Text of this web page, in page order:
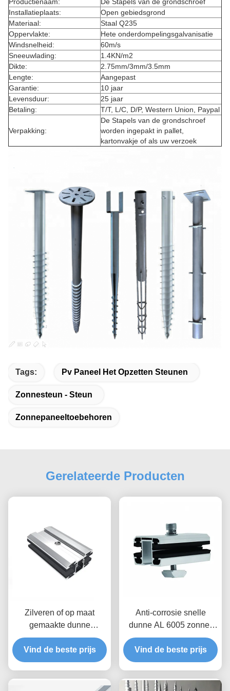
Installatieplaats:
Open gebiedsgrond
Materiaal:
Staal Q235
Oppervlakte:
Hete onderdompelingsgalvanisatie
Windsnelheid:
60m/s
Sneeuwlading:
1.4KN/m2
Dikte:
2.75mm/3mm/3.5mm
Lengte:
Aangepast
Garantie:
10 jaar
Levensduur:
25 jaar
Betaling:
T/T, L/C, D/P, Western Union, Paypal
Verpakking:
De Stapels van de grondschroef
worden ingepakt in pallet,
kartonvakje of als uw verzoek
Tags: Pv Paneel Het Opzetten Steunen
Zonnesteun - Steun
Zonnepaneeltoebehoren
Gerelateerde Producten
Zilveren of op maat
gemaakte dunne
zonnepaneel montage
tussen / midden / eind
klemmen voor zonne-
Vind de beste prijs
Anti-corrosie snelle
dunne AL 6005 zonne-
module midden / eind
klemmen
Vind de beste prijs